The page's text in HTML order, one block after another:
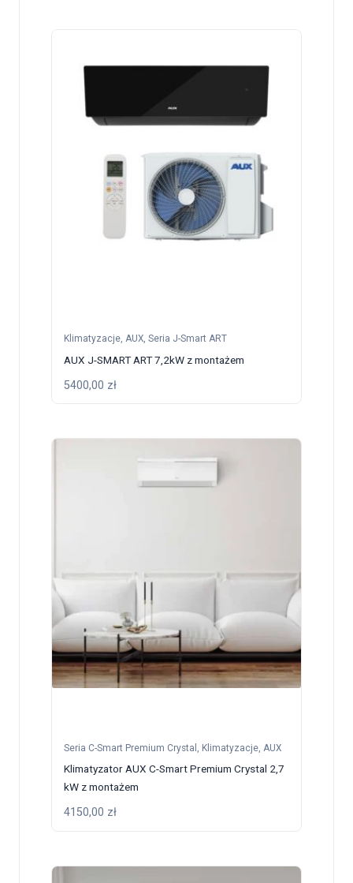
Klimatyzacje,AUX,Seria J-Smart ART
AUX J-SMART ART 7,2kW z montażem
5400,00 zł
Seria C-Smart Premium Crystal Klimatyzacje AUX
Klimatyzator AUX C-Smart Premium Crystal 2,7
kW z montażem
4150,00 zł